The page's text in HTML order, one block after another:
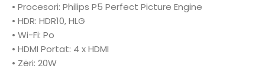
• Procesori: Philips P5 Perfect Picture Engine
• HDR: HDR10, HLG
• Wi-Fi: Po
• HDMI Portat: 4 x HDMI
• Zëri: 20W